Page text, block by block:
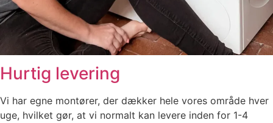
Hurtig levering
Vi har egne montører, der dækker hele vores område hver
uge, hvilket gør, at vi normalt kan levere inden for 1-4